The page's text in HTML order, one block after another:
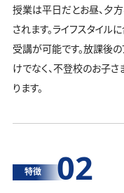
授業は平日だとお昼、夕
されます。ライフスタイル
受講が可能です。放課後
けでなく、不登校のお子
ります。
特徴 02